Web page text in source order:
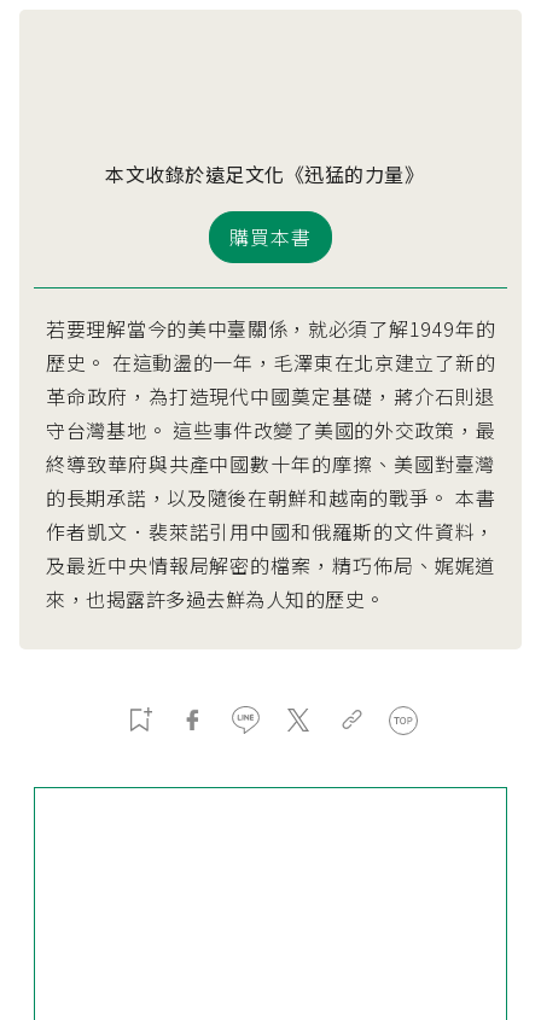
本文收錄於遠足文化《迅猛的力量》
購買本書
若要理解當今的美中臺關係，就必須了解1949年的
歷史。 在這動盪的一年，毛澤東在北京建立了新的
革命政府，為打造現代中國奠定基礎，蔣介石則退
守台灣基地。 這些事件改變了美國的外交政策，最
終導致華府與共產中國數十年的摩擦、美國對臺灣
的長期承諾，以及隨後在朝鮮和越南的戰爭。 本書
作者凱文．裴萊諾引用中國和俄羅斯的文件資料，
及最近中央情報局解密的檔案，精巧佈局、娓娓道
來，也揭露許多過去鮮為人知的歷史。